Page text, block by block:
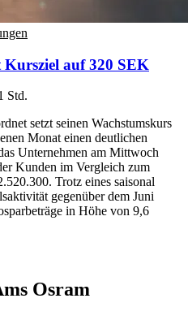
auf 320 SEK
Std.
setzt seinen Wachstumskurs
Monat einen deutlichen
Unternehmen am Mittwoch
Kunden im Vergleich zum
Trotz eines saisonal
gegenüber dem Juni
in Höhe von 9,6
Osram